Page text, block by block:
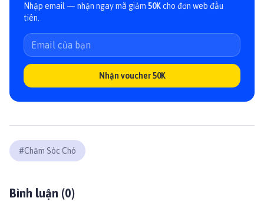
Nhập email — nhận ngay mã giảm 50Kcho đơn web đầu
tiên.
Nhận voucher 50K
#Chăm Sóc Chó
Bình luận (0)